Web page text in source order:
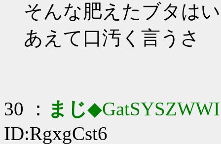
そんな肥えたブタは
あえて口汚く言うさ
30 ： まじ◆GatSYSZWWI
ID:RgxgCst6